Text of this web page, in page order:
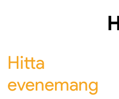
Hitta
evenemang